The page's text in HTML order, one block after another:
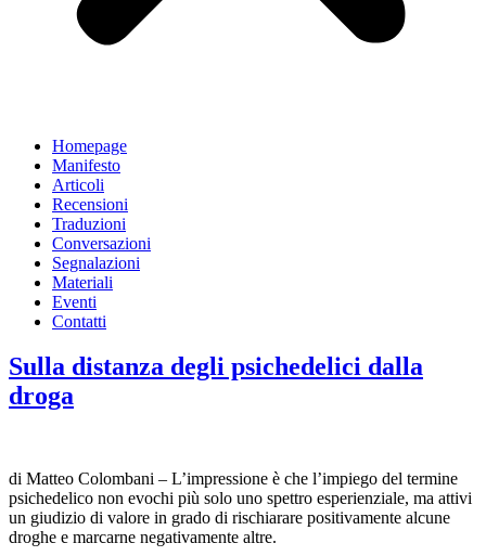
Homepage
Manifesto
Articoli
Recensioni
Traduzioni
Conversazioni
Segnalazioni
Materiali
Eventi
Contatti
Sulla distanza degli psichedelici dalla
droga
di Matteo Colombani – L’impressione è che l’impiego del termine
psichedelico non evochi più solo uno spettro esperienziale, ma attivi
un giudizio di valore in grado di rischiarare positivamente alcune
droghe e marcarne negativamente altre.